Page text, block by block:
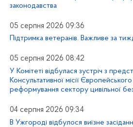
законодавства
05 серпня 2026 09:36
Підтримка ветеранів. Важливе за
05 серпня 2026 08:42
У Комітеті відбулася зустріч з
Консультативної місії
реформування сектору цивільної
04 серпня 2026 09:34
В Ужгороді відбулося виїзне